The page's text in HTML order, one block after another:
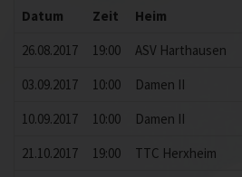
Datum
Zeit Heim
26.08.2017
19:00 ASV Harthausen
03.09.2017
10:00 Damen II
10.09.2017
10:00 Damen II
21.10.2017
19:00 TTC Herxheim